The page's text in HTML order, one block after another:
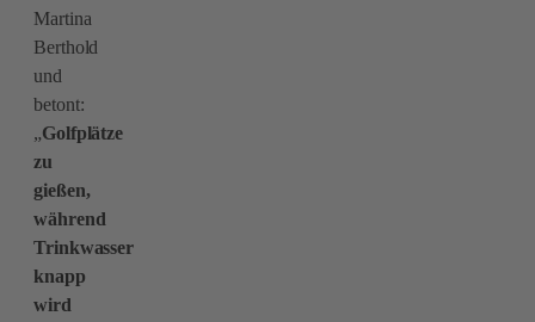
Martina
Berthold
und
betont:
„Golfplätze
zu
gießen,
während
Trinkwasser
knapp
wird